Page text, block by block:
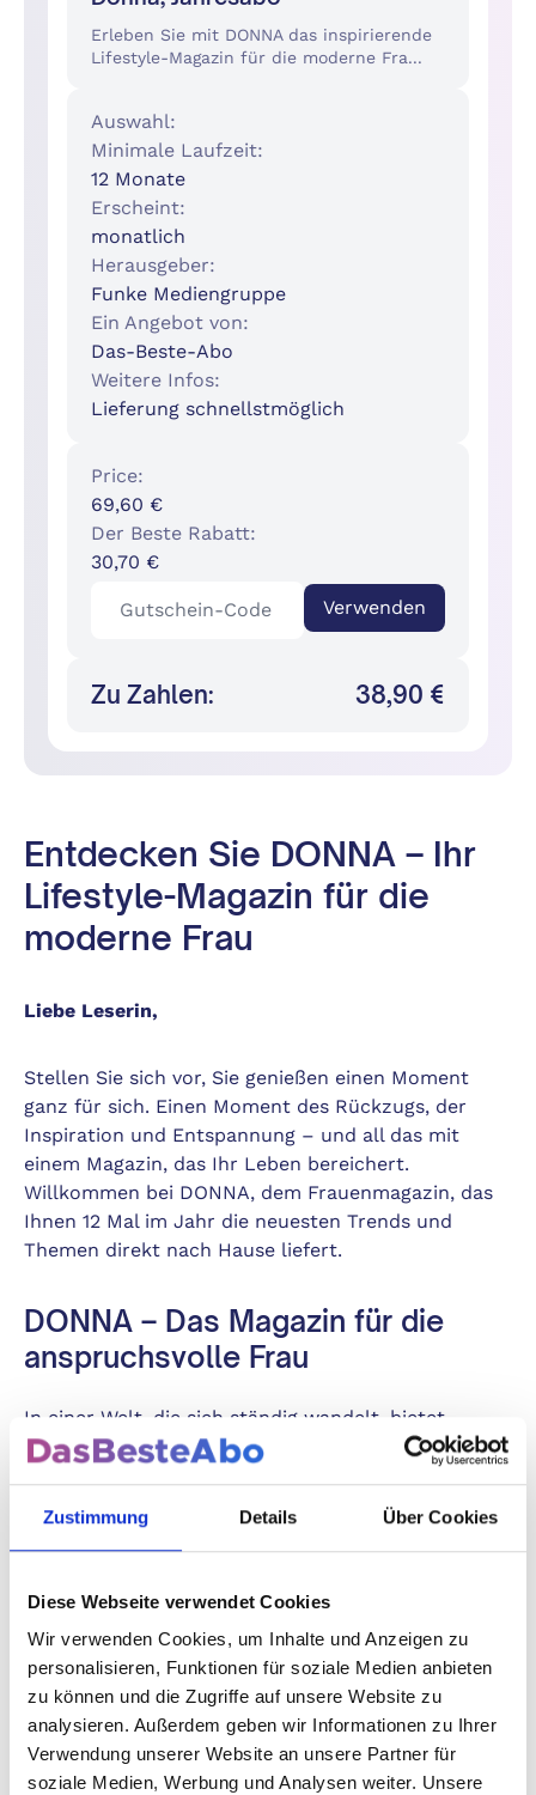
Zustimmung Details Über Cookies
Diese Webseite verwendet Cookies
Wir verwenden Cookies, um Inhalte und Anzeigen zu
personalisieren, Funktionen für soziale Medien anbieten
zu können und die Zugriffe auf unsere Website zu
analysieren. Außerdem geben wir Informationen zu Ihrer
Verwendung unserer Website an unsere Partner für
soziale Medien, Werbung und Analysen weiter. Unsere
Erleben Sie mit DONNA das inspirierende
Lifestyle-Magazin für die moderne Fra...
Auswahl:
Minimale Laufzeit:
12 Monate
Erscheint:
monatlich
Herausgeber:
Funke Mediengruppe
Ein Angebot von:
Das-Beste-Abo
Weitere Infos:
Lieferung schnellstmöglich
Price:
69,60 €
Der Beste Rabatt:
30,70 €
Verwenden
Zu Zahlen: 38,90 €
Entdecken Sie DONNA – Ihr
Lifestyle-Magazin für die
moderne Frau
Liebe Leserin,
Stellen Sie sich vor, Sie genießen einen Moment
ganz für sich. Einen Moment des Rückzugs, der
Inspiration und Entspannung – und all das mit
einem Magazin, das Ihr Leben bereichert.
Willkommen bei DONNA, dem Frauenmagazin, das
Ihnen 12 Mal im Jahr die neuesten Trends und
Themen direkt nach Hause liefert.
DONNA – Das Magazin für die
anspruchsvolle Frau
In einer Welt, die sich ständig wandelt, bietet
DONNA Ihnen beständige Qualität und Vielfalt in
jeder Ausgabe. Lassen Sie sich jeden Monat aufs
,
Partnerschaft
Rezepteund vielem mehr
Warum DONNA? – Die Vorteile auf
einen Blick
1. Immer am Puls der Zeit